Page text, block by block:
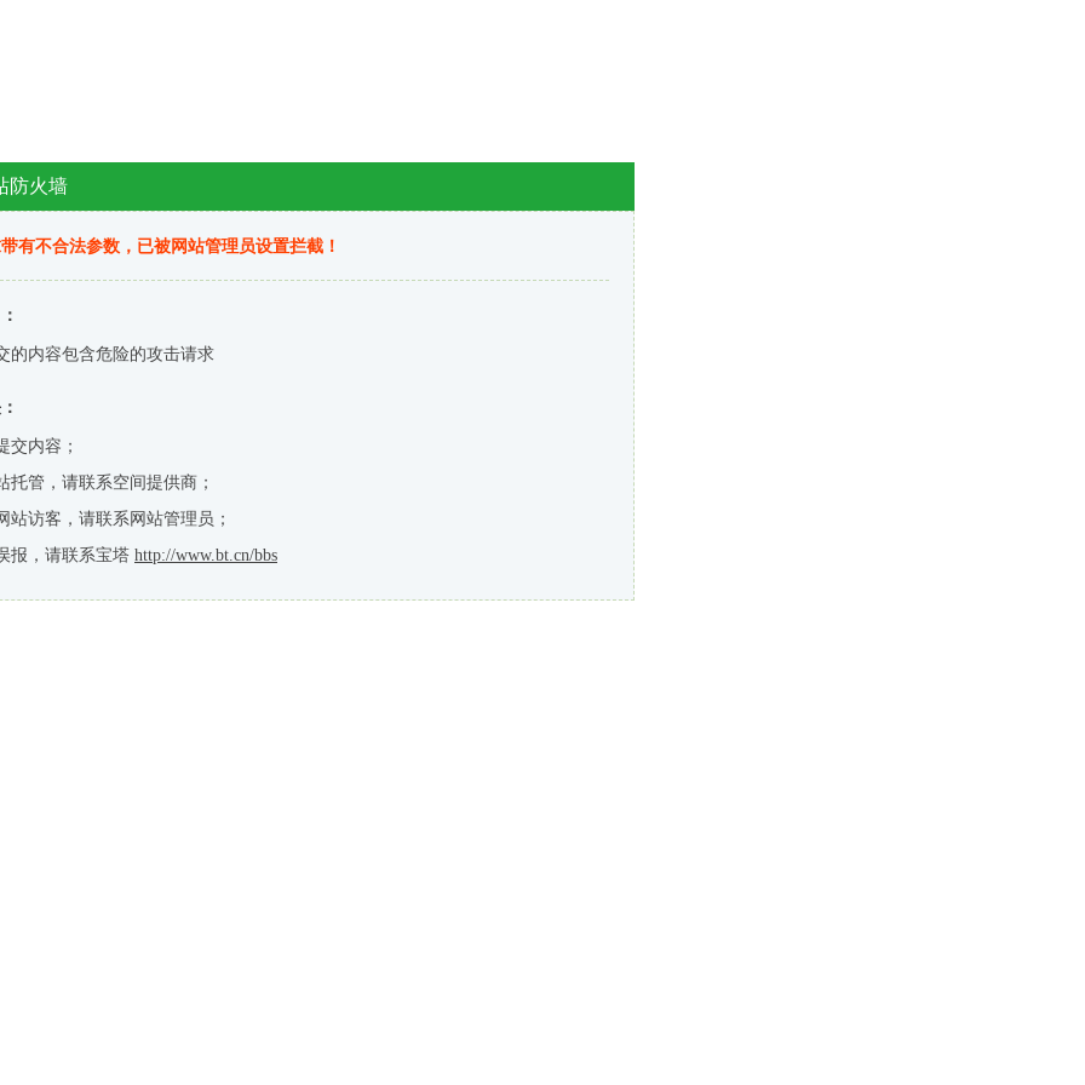
防火墙
有不合法参数，已被网站管理员设置拦截！
的内容包含危险的攻击请求
交内容；
托管，请联系空间提供商；
站访客，请联系网站管理员；
报，请联系宝塔 http://www.bt.cn/bbs